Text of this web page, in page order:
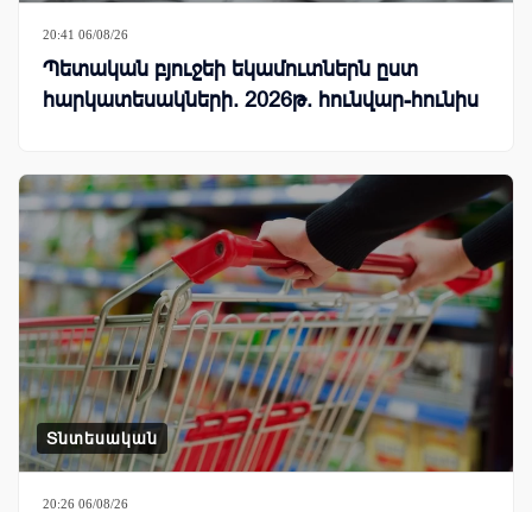
20:41 06/08/26
Պետական բյուջեի եկամուտներն ըստ
հարկատեսակների. 2026թ. հունվար-հունիս
Տնտեսական
20:26 06/08/26